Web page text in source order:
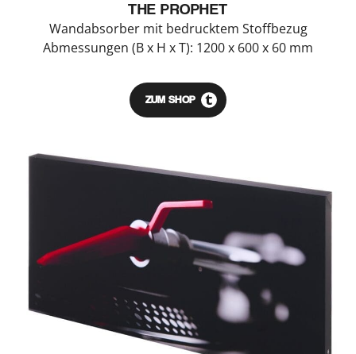
THE PROPHET
Wandabsorber mit bedrucktem Stoffbezug
Abmessungen (B x H x T): 1200 x 600 x 60 mm
ZUM SHOP